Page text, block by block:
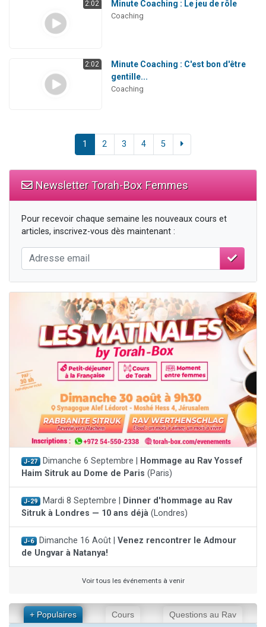
2:02 Minute Coaching : Le jeu de rôle
Coaching
2:02
Minute Coaching : C'est bon d'être
gentille...
Coaching
1 2 3 4 5
Newsletter Torah-Box Femmes
Pour recevoir chaque semaine les nouveaux cours et
articles, inscrivez-vous dès maintenant :
J-27 Dimanche 6 Septembre |
Hommage au Rav Yossef
Haim Sitruk au Dome de Paris (Paris)
J-29 Mardi 8 Septembre |
Dinner d'hommage au Rav
Sitruk à Londres — 10 ans déjà (Londres)
J-6 Dimanche 16 Août | Venez rencontrer le Admour
de Ungvar à Natanya!
Voir tous les événements à venir
+ Populaires Cours Questions au Rav